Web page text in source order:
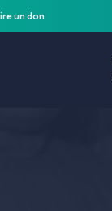
un don